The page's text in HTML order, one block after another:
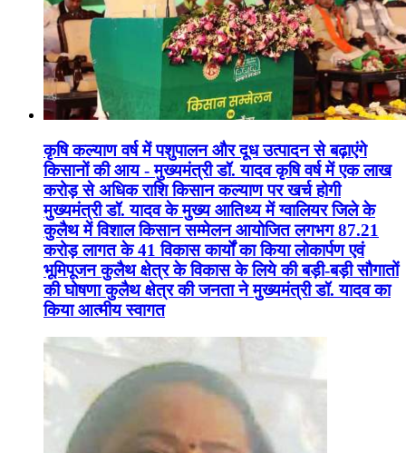
कृषि कल्याण वर्ष में पशुपालन और दूध उत्पादन से बढ़ाएंगे
किसानों की आय - मुख्यमंत्री डॉ. यादव कृषि वर्ष में एक लाख
करोड़ से अधिक राशि किसान कल्याण पर खर्च होगी
मुख्यमंत्री डॉ. यादव के मुख्य आतिथ्य में ग्वालियर जिले के
कुलैथ में विशाल किसान सम्मेलन आयोजित लगभग 87.21
करोड़ लागत के 41 विकास कार्यों का किया लोकार्पण एवं
भूमिपूजन कुलैथ क्षेत्र के विकास के लिये की बड़ी-बड़ी सौगातों
की घोषणा कुलैथ क्षेत्र की जनता ने मुख्यमंत्री डॉ. यादव का
किया आत्मीय स्वागत